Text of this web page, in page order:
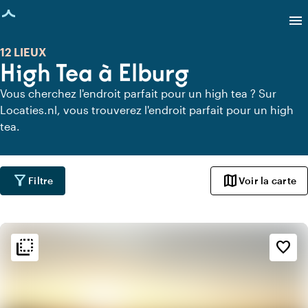
chargée
menu
High Tea à Elburg
12 LIEUX
Vous cherchez l'endroit parfait pour un high tea ? Sur
Locaties.nl, vous trouverez l'endroit parfait pour un high
tea.
filter_alt Filtre mapVoir la carte
flip_to_back favorite_border
flip_to_back Ambiance
beach_access
Bohème / Ibiza